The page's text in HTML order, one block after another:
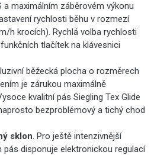
a maximálním záběrovém výkonu
rychlosti běhu v rozmezí
h krocích). Rychlá volba rychlosti
tlačítek na klávesnici
běžecká plocha o rozměrech
je zárukou maximálně
kvalitní pás Siegling Tex Glide
bezproblémový a tichý chod
sklon. Pro ještě intenzivnější
pás disponuje elektronickou regulací